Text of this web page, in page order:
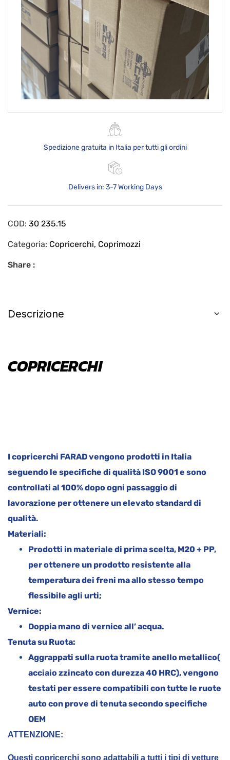
Spedizione gratuita in Italia per tutti gli ordini
Delivers in: 3-7 Working Days
COD: 30 235.15
Categoria: Copricerchi, Coprimozzi
Share :
Descrizione
COPRICERCHI
I copricerchi FARAD vengono prodotti in Italia
seguendo le specifiche di qualità ISO 9001 e sono
controllati al 100% dopo ogni passaggio di
lavorazione per ottenere un elevato standard di
qualità.
Materiali:
Prodotti in materiale di prima scelta, M20 + PP,
per ottenere un prodotto resistente alla
temperatura dei freni ma allo stesso tempo
flessibile agli urti;
Vernice:
Doppia mano di vernice all’ acqua.
Tenuta su Ruota:
Aggrappati sulla ruota tramite anello metallico(
acciaio zzincato con durezza 40 HRC), vengono
testati per essere compatibili con tutte le ruote
auto con prove di tenuta secondo specifiche
OEM
ATTENZIONE:
Questi copricerchi sono adattabili a tutti i tipi di vetture